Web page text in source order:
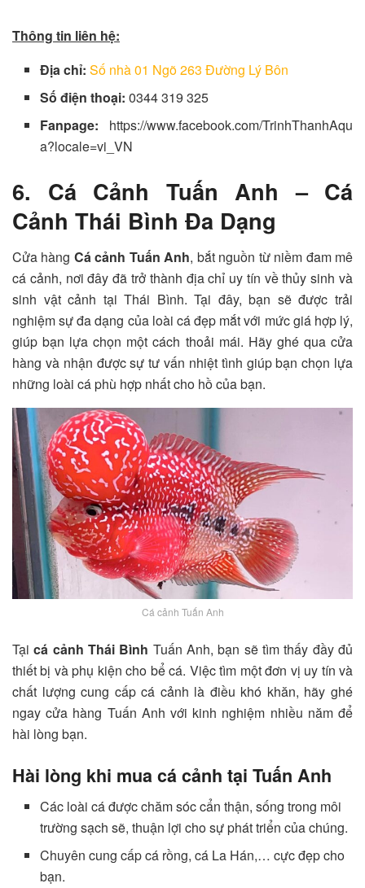
Thông tin liên hệ:
Địa chỉ:Số nhà 01 Ngõ 263 Đường Lý Bôn
Số điện thoại: 0344 319 325
Fanpage: https://www.facebook.com/TrinhThanhAqu
a?locale=vi_VN
6. Cá Cảnh Tuấn Anh – Cá
Cảnh Thái Bình Đa Dạng
Cửa hàng Cá cảnh Tuấn Anh, bắt nguồn từ niềm đam mê
cá cảnh, nơi đây đã trở thành địa chỉ uy tín về thủy sinh và
sinh vật cảnh tại Thái Bình. Tại đây, bạn sẽ được trải
nghiệm sự đa dạng của loài cá đẹp mắt với mức giá hợp lý,
giúp bạn lựa chọn một cách thoải mái. Hãy ghé qua cửa
hàng và nhận được sự tư vấn nhiệt tình giúp bạn chọn lựa
những loài cá phù hợp nhất cho hồ của bạn.
Cá cảnh Tuấn Anh
Tạicá cảnh Thái Bình Tuấn Anh, bạn sẽ tìm thấy đầy đủ
thiết bị và phụ kiện cho bể cá. Việc tìm một đơn vị uy tín và
chất lượng cung cấp cá cảnh là điều khó khăn, hãy ghé
ngay cửa hàng Tuấn Anh với kinh nghiệm nhiều năm để
hài lòng bạn.
Hài lòng khi mua cá cảnh tại Tuấn Anh
Các loài cá được chăm sóc cẩn thận, sống trong môi
trường sạch sẽ, thuận lợi cho sự phát triển của chúng.
Chuyên cung cấp cá rồng, cá La Hán,… cực đẹp cho
bạn.